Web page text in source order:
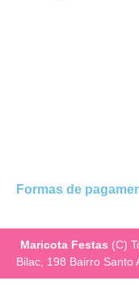
Formas de
Maricota Festas (C)
Bilac, 198 Bairro Santo